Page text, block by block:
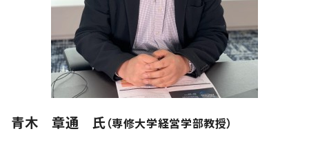
青木 章通 氏（専修大学経営学部教授）